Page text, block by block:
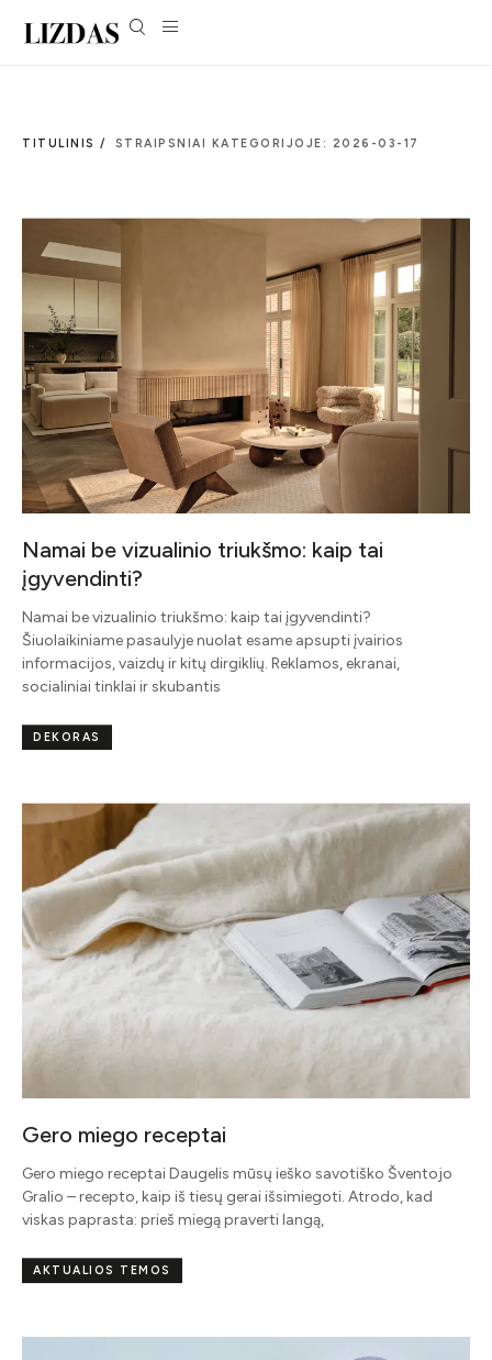
TITULINIS / STRAIPSNIAI KATEGORIJOJE: 2026-03-17
Namai be vizualinio triukšmo: kaip tai
įgyvendinti?
Namai be vizualinio triukšmo: kaip tai įgyvendinti?
Šiuolaikiniame pasaulyje nuolat esame apsupti įvairios
informacijos, vaizdų ir kitų dirgiklių. Reklamos, ekranai,
socialiniai tinklai ir skubantis
DEKORAS
Gero miego receptai
Gero miego receptai Daugelis mūsų ieško savotiško Šventojo
Gralio – recepto, kaip iš tiesų gerai išsimiegoti. Atrodo, kad
viskas paprasta: prieš miegą praverti langą,
AKTUALIOS TEMOS